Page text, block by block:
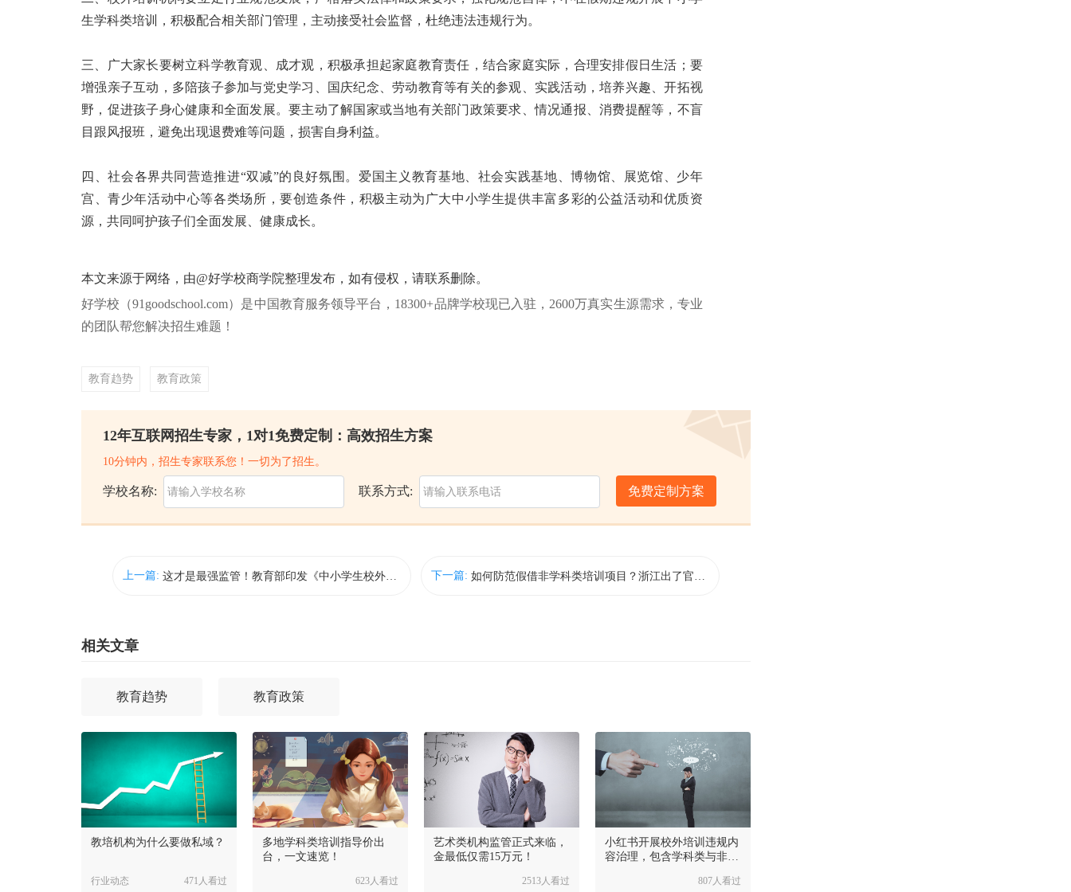
生学科类培训，积极配合相关部门管理，主动接受社会监督，杜绝违法违规行为。
三、广大家长要树立科学教育观、成才观，积极承担起家庭教育责任，结合家庭实际，合理安排假日生活；要
增强亲子互动，多陪孩子参加与党史学习、国庆纪念、劳动教育等有关的参观、实践活动，培养兴趣、开拓视
野，促进孩子身心健康和全面发展。要主动了解国家或当地有关部门政策要求、情况通报、消费提醒等，不盲
目跟风报班，避免出现退费难等问题，损害自身利益。
四、社会各界共同营造推进“双减”的良好氛围。爱国主义教育基地、社会实践基地、博物馆、展览馆、少年
宫、青少年活动中心等各类场所，要创造条件，积极主动为广大中小学生提供丰富多彩的公益活动和优质资
源，共同呵护孩子们全面发展、健康成长。
本文来源于网络，由@好学校商学院整理发布，如有侵权，请联系删除。
好学校（91goodschool.com）是中国教育服务领导平台，18300+品牌学校现已入驻，2600万真实生源需求，专业
的团队帮您解决招生难题！
教育趋势 教育政策
12年互联网招生专家，1对1免费定制：高效招生方案
10分钟内，招生专家联系您！一切为了招生。
学校名称: 联系方式: 免费定制方案
上一篇: 这才是最强监管！教育部印发《中小学生校外培训服务合同（示范文本）》（2021年修订版） 下一篇: 如何防范假借非学科类培训项目？浙江出了官方鉴别办法
相关文章
教育趋势 教育政策
教培机构为什么要做私域？
行业动态 471人看过
多地学科类培训指导价出
台，一文速览！
623人看过
艺术类机构监管正式来临，
金最低仅需15万元！
2513人看过
小红书开展校外培训违规内
容治理，包含学科类与非学
807人看过